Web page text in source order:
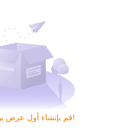
قم بإنشاء أول عرض بوربوينت لك!